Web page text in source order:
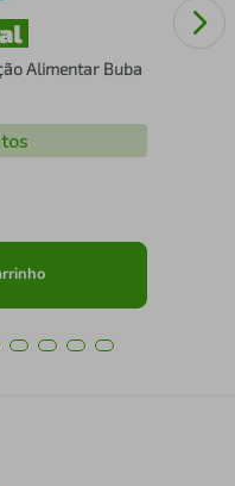
Alimentar Buba